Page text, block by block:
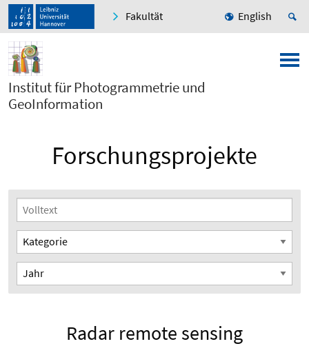
Fakultät English
Institut für Photogrammetrie und
GeoInformation
Forschungsprojekte
Radar remote sensing